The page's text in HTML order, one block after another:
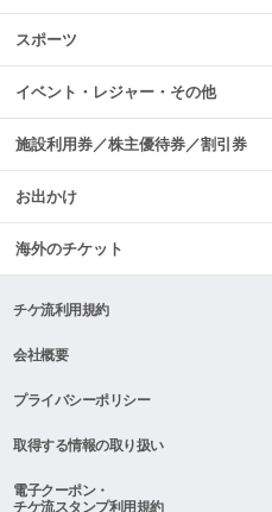
スポーツ
イベント・レジャー・その他
施設利用券／株主優待券／割引券
お出かけ
海外のチケット
チケ流利用規約
会社概要
プライバシーポリシー
取得する情報の取り扱い
電子クーポン・
チケ流スタンプ利用規約